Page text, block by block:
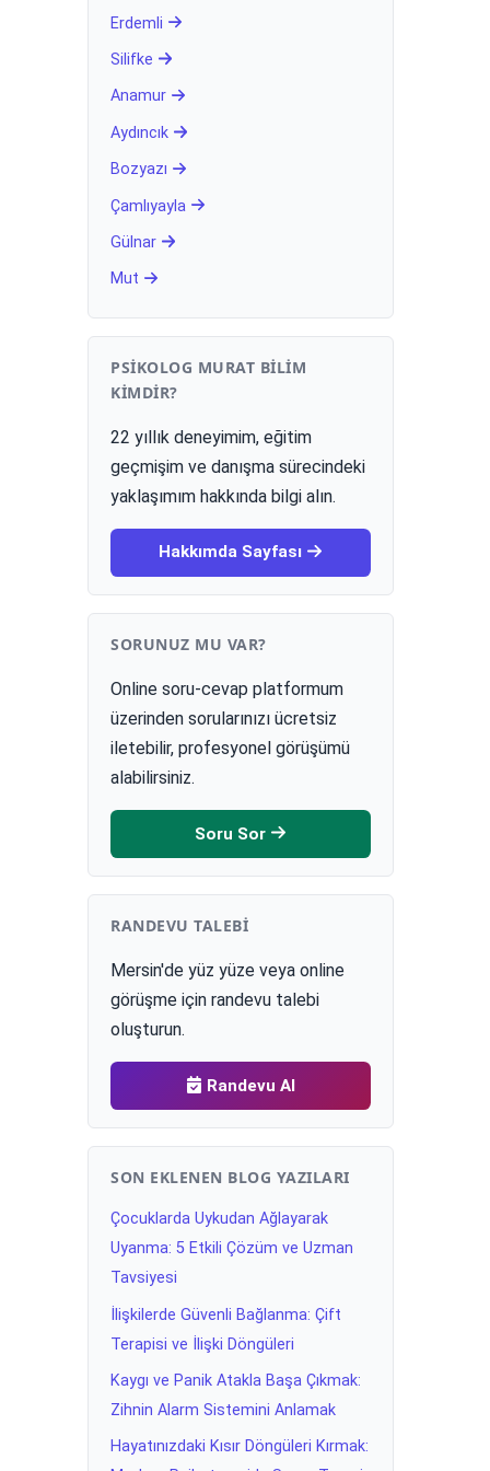
Erdemli
Silifke
Anamur
Aydıncık
Bozyazı
Çamlıyayla
Gülnar
Mut
PSIKOLOG MURAT BILIM
KIMDIR?
22 yıllık deneyimim, eğitim
geçmişim ve danışma sürecindeki
yaklaşımım hakkında bilgi alın.
Hakkımda Sayfası
SORUNUZ MU VAR?
Online soru-cevap platformum
üzerinden sorularınızı ücretsiz
iletebilir, profesyonel görüşümü
alabilirsiniz.
Soru Sor
RANDEVU TALEBI
Mersin'de yüz yüze veya online
görüşme için randevu talebi
oluşturun.
Randevu Al
SON EKLENEN BLOG YAZILARI
Çocuklarda Uykudan Ağlayarak
Uyanma: 5 Etkili Çözüm ve Uzman
Tavsiyesi
İlişkilerde Güvenli Bağlanma: Çift
Terapisi ve İlişki Döngüleri
Kaygı ve Panik Atakla Başa Çıkmak:
Zihnin Alarm Sistemini Anlamak
Hayatınızdaki Kısır Döngüleri Kırmak: